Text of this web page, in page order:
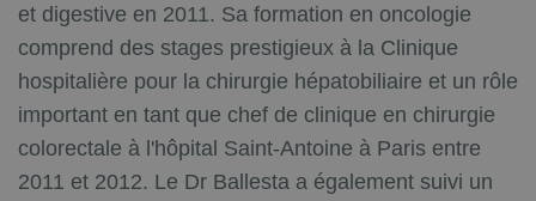
et digestive en 2011. Sa formation en oncologie
comprend des stages prestigieux à la Clinique
hospitalière pour la chirurgie hépatobiliaire et un rôle
important en tant que chef de clinique en chirurgie
colorectale à l'hôpital Saint-Antoine à Paris entre
2011 et 2012. Le Dr Ballesta a également suivi un